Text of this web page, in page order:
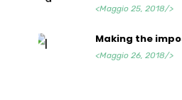
<Maggio 25, 2018/>
Making the
<Maggio 26, 2018/>